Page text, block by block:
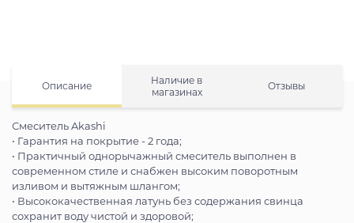
Описание
Наличие в
магазинах
Отзывы
Смеситель Akashi
• Гарантия на покрытие - 2 года;
• Практичный однорычажный смеситель выполнен в
современном стиле и снабжен высоким поворотным
изливом и вытяжным шлангом;
• Высококачественная латунь без содержания свинца
сохранит воду чистой и здоровой;